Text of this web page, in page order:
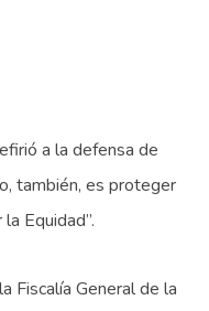
a la defensa de
también, es proteger
Equidad”.
Fiscalía General de la